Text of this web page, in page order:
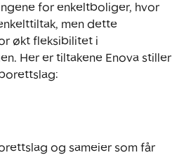
for enkeltboliger, hvor
men dette
økt fleksibilitet i
Her er tiltakene Enova stiller
og sameier som får